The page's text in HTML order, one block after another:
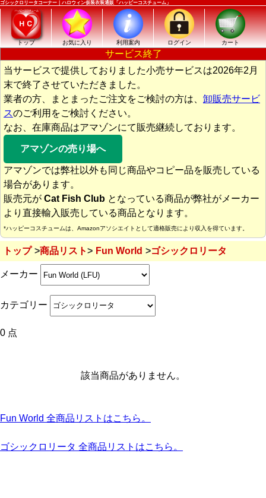
ゴシックロリータコーナー｜ハロウィン仮装衣装通販「ハッピーコスチューム」
トップ お気に入り 利用案内 ログイン カート
サービス終了
当サービスで提供しておりました小売サービスは2026年2月
末で終了させていただきました。
業者の方、まとまったご注文をご検討の方は、 卸販売サービ
スのご利用をご検討ください。
なお、在庫商品はアマゾンにて販売継続しております。
アマゾンの売り場へ
アマゾンでは弊社以外も同じ商品やコピー品を販売している
場合があります。
販売元が Cat Fish Club となっている商品が弊社がメーカー
より直接輸入販売している商品となります。
*ハッピーコスチュームは、Amazonアソシエイトとして適格販売により収入を得ています。
トップ 商品リスト Fun World ゴシックロリータ
メーカー
カテゴリー
0 点
該当商品がありません。
Fun World 全商品リストはこちら。
ゴシックロリータ 全商品リストはこちら。